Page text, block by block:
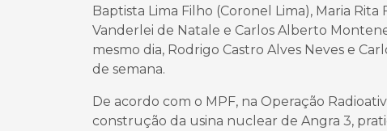
Baptista Lima Filho (Coronel Lima), Maria
Vanderlei de Natale e Carlos Alberto
mesmo dia, Rodrigo Castro Alves Neves e
de semana.
De acordo com o MPF, na Operação
construção da usina nuclear de Angra 3,